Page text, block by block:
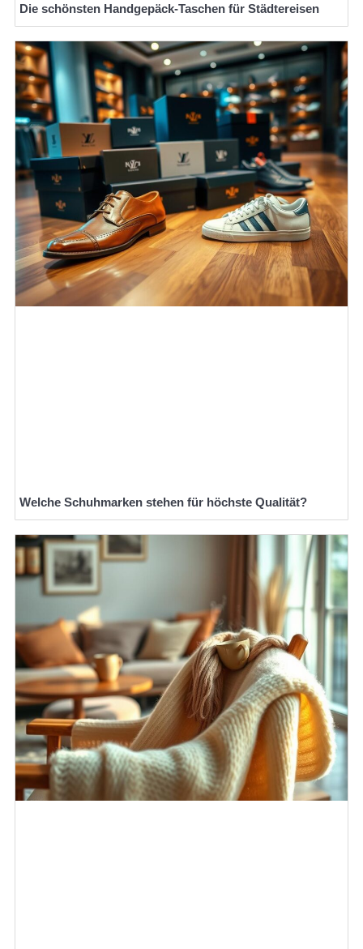
Die schönsten Handgepäck-Taschen für Städtereisen
Welche Schuhmarken stehen für höchste Qualität?